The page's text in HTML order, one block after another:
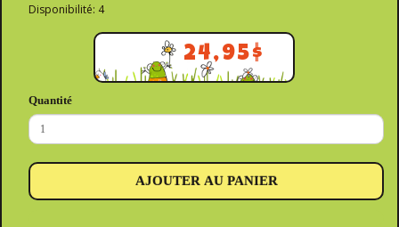
Disponibilité: 4
24,95$
Quantité
AJOUTER AU PANIER